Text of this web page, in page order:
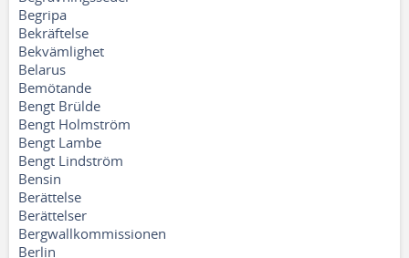
Begripa
Bekräftelse
Bekvämlighet
Belarus
Bemötande
Bengt Brülde
Bengt Holmström
Bengt Lambe
Bengt Lindström
Bensin
Berättelse
Berättelser
Bergwallkommissionen
Berlin